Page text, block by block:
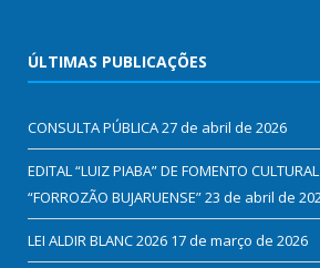
ÚLTIMAS PUBLICAÇÕES
CONSULTA PÚBLICA27 de abril de 2026
EDITAL “LUIZ PIABA” DE FOMENTO
“FORROZÃO BUJARUENSE”23 de abril de
LEI ALDIR BLANC 2026 17 de março de 2026